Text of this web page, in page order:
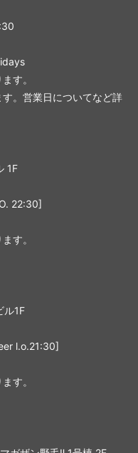
す。
。営業日についてなど詳
1F
22:30]
す。
ル1F
l.o.21:30]
す。